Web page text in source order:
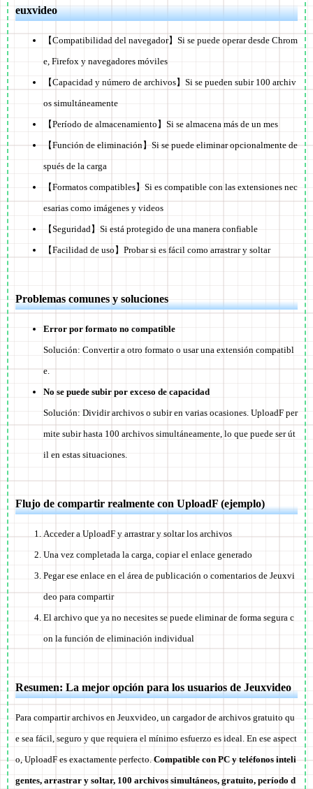
euxvideo
【Compatibilidad del navegador】Si se puede operar desde Chrom
e, Firefox y navegadores móviles
【Capacidad y número de archivos】Si se pueden subir 100 archiv
os simultáneamente
【Período de almacenamiento】Si se almacena más de un mes
【Función de eliminación】Si se puede eliminar opcionalmente de
spués de la carga
【Formatos compatibles】Si es compatible con las extensiones nec
esarias como imágenes y videos
【Seguridad】Si está protegido de una manera confiable
【Facilidad de uso】Probar si es fácil como arrastrar y soltar
Problemas comunes y soluciones
Error por formato no compatible
Solución: Convertir a otro formato o usar una extensión compatibl
e.
No se puede subir por exceso de capacidad
Solución: Dividir archivos o subir en varias ocasiones. UploadF per
mite subir hasta 100 archivos simultáneamente, lo que puede ser út
il en estas situaciones.
Flujo de compartir realmente con UploadF (ejemplo)
Acceder a UploadF y arrastrar y soltar los archivos
Una vez completada la carga, copiar el enlace generado
Pegar ese enlace en el área de publicación o comentarios de Jeuxvi
deo para compartir
El archivo que ya no necesites se puede eliminar de forma segura c
on la función de eliminación individual
Resumen: La mejor opción para los usuarios de Jeuxvideo
Para compartir archivos en Jeuxvideo, un cargador de archivos gratuito qu
e sea fácil, seguro y que requiera el mínimo esfuerzo es ideal. En ese aspect
o, UploadF es exactamente perfecto. Compatible con PC y teléfonos inteli
gentes, arrastrar y soltar, 100 archivos simultáneos, gratuito, período d